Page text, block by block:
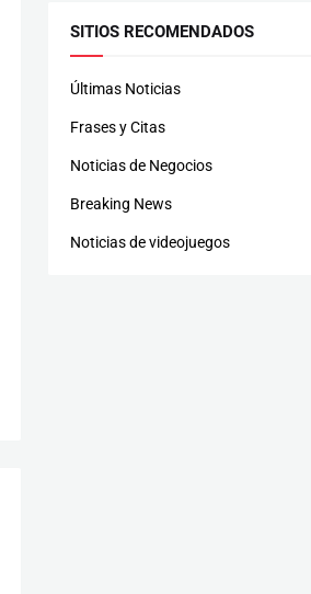
SITIOS RECOMENDADOS
Últimas Noticias
Frases y Citas
Noticias de Negocios
Breaking News
Noticias de videojuegos